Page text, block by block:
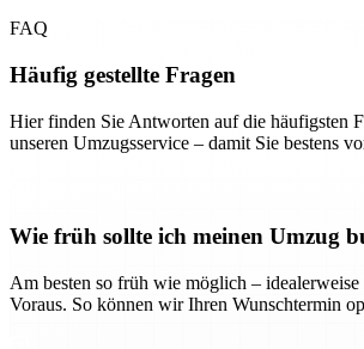
FAQ
Häufig gestellte Fragen
Hier finden Sie Antworten auf die häufigsten
unseren Umzugsservice – damit Sie bestens
Wie früh sollte ich meinen Umzug
Am besten so früh wie möglich –
Voraus. So können wir Ihren Wunschtermin